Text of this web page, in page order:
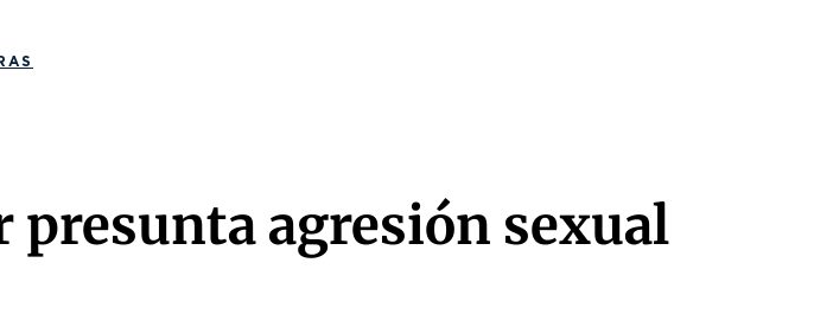
agresión sexual